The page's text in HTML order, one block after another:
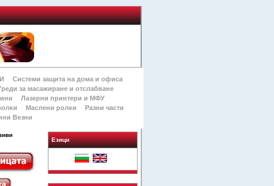
Системи защита на дома и офиса
за масажиране и отслабване
Лазерни принтери и МФУ
Маслени ролки
Разни части
Везни
Езици